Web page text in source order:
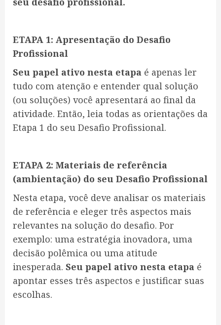
ETAPA 1: Apresentação do Desafio
Profissional
Seu papel ativo nesta etapa é apenas ler
tudo com atenção e entender qual solução
(ou soluções) você apresentará ao final da
atividade. Então, leia todas as orientações da
Etapa 1 do seu Desafio Profissional.
ETAPA 2: Materiais de referência
(ambientação) do seu Desafio Profissional
Nesta etapa, você deve analisar os materiais
de referência e eleger três aspectos mais
relevantes na solução do desafio. Por
exemplo: uma estratégia inovadora, uma
decisão polêmica ou uma atitude
inesperada. Seu papel ativo nesta etapa é
apontar esses três aspectos e justificar suas
escolhas.